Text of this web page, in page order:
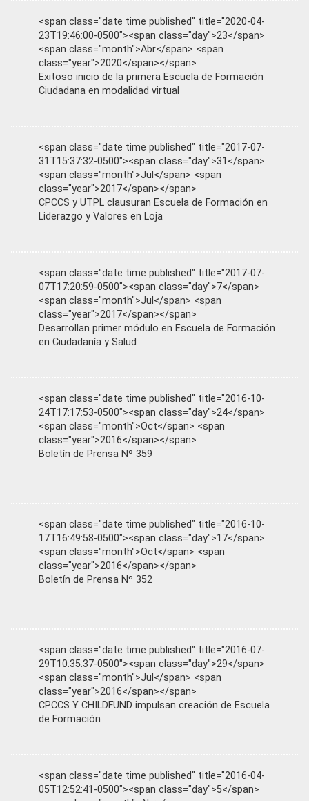
<span class="date time published" title="2020-04-
23T19:46:00-0500"><span class="day">23</span>
<span class="month">Abr</span> <span
class="year">2020</span></span>
Exitoso inicio de la primera Escuela de Formación
Ciudadana en modalidad virtual
<span class="date time published" title="2017-07-
31T15:37:32-0500"><span class="day">31</span>
<span class="month">Jul</span> <span
class="year">2017</span></span>
CPCCS y UTPL clausuran Escuela de Formación en
Liderazgo y Valores en Loja
<span class="date time published" title="2017-07-
07T17:20:59-0500"><span class="day">7</span>
<span class="month">Jul</span> <span
class="year">2017</span></span>
Desarrollan primer módulo en Escuela de Formación
en Ciudadanía y Salud
<span class="date time published" title="2016-10-
24T17:17:53-0500"><span class="day">24</span>
<span class="month">Oct</span> <span
class="year">2016</span></span>
Boletín de Prensa Nº 359
<span class="date time published" title="2016-10-
17T16:49:58-0500"><span class="day">17</span>
<span class="month">Oct</span> <span
class="year">2016</span></span>
Boletín de Prensa Nº 352
<span class="date time published" title="2016-07-
29T10:35:37-0500"><span class="day">29</span>
<span class="month">Jul</span> <span
class="year">2016</span></span>
CPCCS Y CHILDFUND impulsan creación de Escuela
de Formación
<span class="date time published" title="2016-04-
05T12:52:41-0500"><span class="day">5</span>